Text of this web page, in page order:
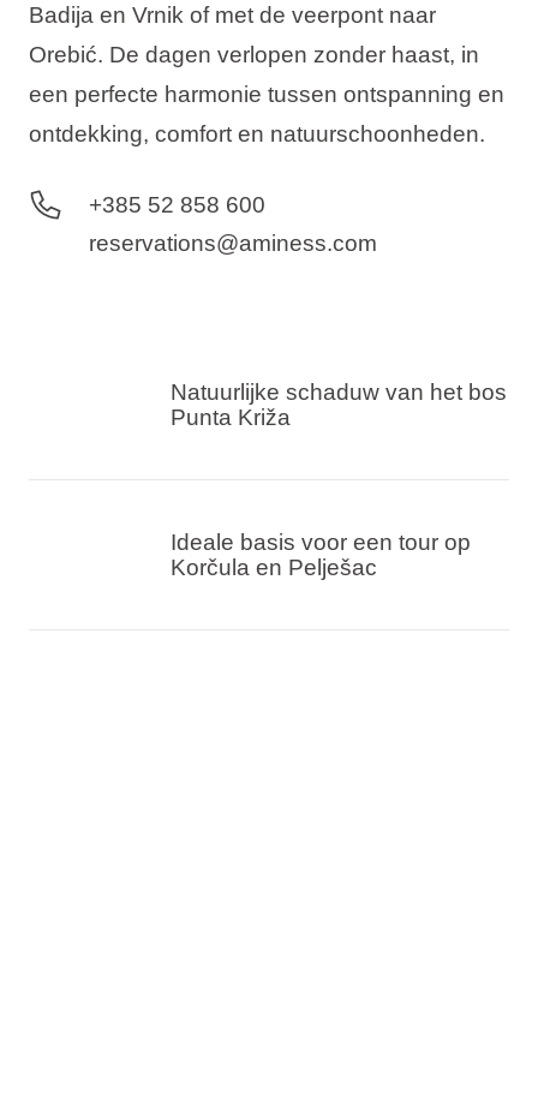
Badija en Vrnik of met de veerpont naar
Orebić. De dagen verlopen zonder haast, in
een perfecte harmonie tussen ontspanning en
ontdekking, comfort en natuurschoonheden.
+385 52 858 600
reservations@aminess.com
Natuurlijke schaduw van het bos
Punta Križa
Ideale basis voor een tour op
Korčula en Pelješac